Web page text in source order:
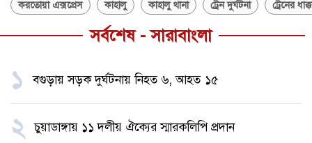
করতোয়া এক্সপ্রেস কাহালু কাহালু থানা ট্রেন দুর্ঘটনা ট্রেনের
সর্বশেষ - সারাবাংলা
১ বগুড়ায় সড়ক দুর্ঘটনায় নিহত ৬, আহত ১৫
২ চুয়াডাঙ্গায় ১১ দলীয় ঐক্যের স্মারকলিপি প্রদান